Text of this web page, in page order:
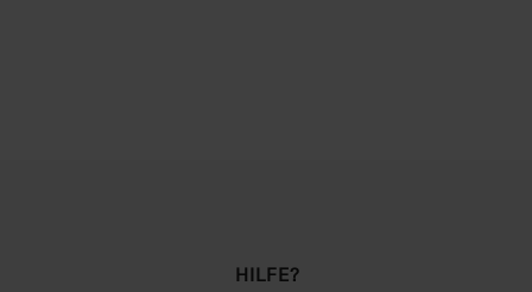
HILFE?